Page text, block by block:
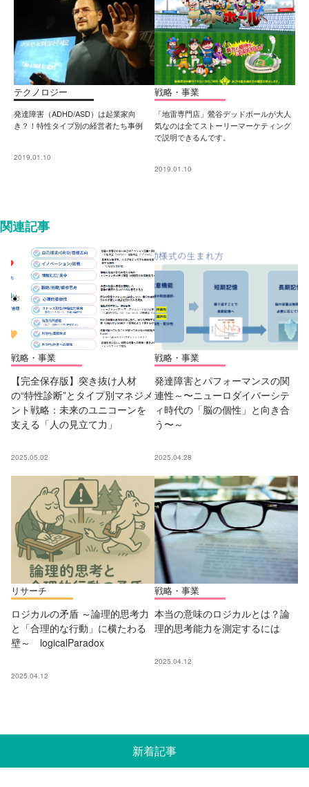
テクノロジー
発達障害（ADHD/ASD）は起業家向
き？！特性タイプ別の経営者たち事例
2019.01.10
戦略・事業
「地雷専門店」鶯谷デッドボールが大人
気なのは全てストーリーマーケティング
で説明できるんです。
2019.01.10
関連記事
戦略・事業
【完全保存版】突き抜け人材
の“特性診断”とタイプ別マネジメ
ント戦略：未来のユニコーンを
支える「人の見立て力」
2025.05.02
戦略・事業
発達障害とパフォーマンスの関
連性～〜ニューロダイバーシテ
ィ時代の「脳の個性」と向き合
う〜～
2025.04.28
リサーチ
ロジカルの矛盾 ～論理的思考力
と「合理的な行動」に横たわる
壁～ logicalParadox
2025.04.12
戦略・事業
本当の意味のロジカルとは？論
理的思考能力を測定するには
2025.04.12
新着記事